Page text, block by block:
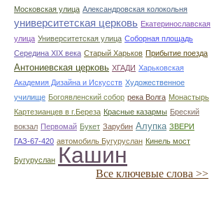
Московская улица Александровская колокольня
университетская церковь Екатеринославская
улица Университетская улица Соборная площадь
Середина XIX века Старый Харьков Прибытие поезда
Антониевская церковь ХГАДИ Харьковская
Академия Дизайна и Искусств Художественное
училище Богоявленский собор река Волга Монастырь
Картезианцев в г.Береза Красные казармы Бреский
вокзал Первомай Букет Зарубин Алупка ЗВЕРИ
ГАЗ-67-420 автомобиль Бугуруслан Кинель мост
Бугуруслан Кашин
Все ключевые слова >>